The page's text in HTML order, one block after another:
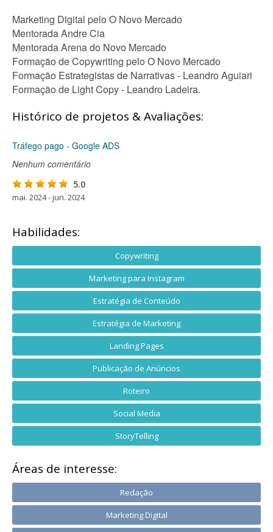
Marketing Digital pelo O Novo Mercado
Mentorada Andre Cia
Mentorada Arena do Novo Mercado
Formação de Copywriting pelo O Novo Mercado
Formação Estrategistas de Narrativas - Leandro Aguiari
Formação de Light Copy - Leandro Ladeira.
Histórico de projetos & Avaliações:
Tráfego pago - Google ADS
Nenhum comentário
5.0
mai. 2024 - jun. 2024
Habilidades:
Copywriting
Marketing para Instagram
Estratégia de Conteúdo
Estratégia de Marketing
Landing Pages
Publicação de Anúncios
Roteiro
Social Media
StoryTelling
Áreas de interesse:
Redação
Marketing Digital